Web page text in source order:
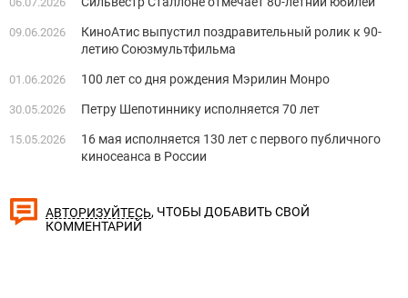
09.06.2026
КиноАтис выпустил поздравительный ролик к 90-
летию Союзмультфильма
01.06.2026 100 лет со дня рождения Мэрилин Монро
30.05.2026 Петру Шепотиннику исполняется 70 лет
15.05.2026
16 мая исполняется 130 лет с первого публичного
киносеанса в России
АВТОРИЗУЙТЕСЬ, ЧТОБЫ ДОБАВИТЬ СВОЙ
КОММЕНТАРИЙ